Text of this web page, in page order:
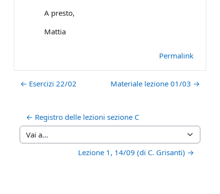
A presto,
Mattia
Permalink
← Esercizi 22/02 Materiale lezione 01/03 →
← Registro delle lezioni sezione C
Vai a...
Lezione 1, 14/09 (di C. Grisanti) →